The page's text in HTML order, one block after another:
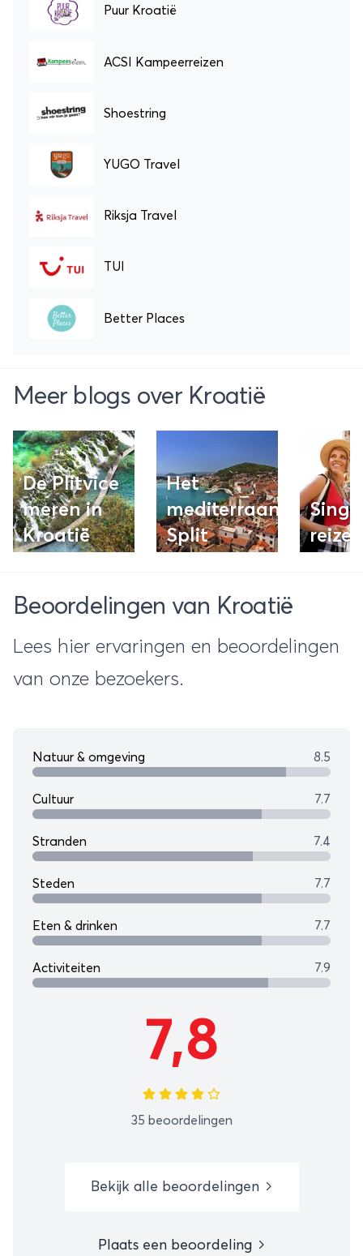
Puur Kroatië
ACSI Kampeerreizen
Shoestring
YUGO Travel
Riksja Travel
TUI
Better Places
Meer blogs over Kroatië
De Plitvice
meren in
Kroatië
Het
mediterraanse
Split
Beoordelingen van Kroatië
Lees hier ervaringen en beoordelingen
van onze bezoekers.
Natuur & omgeving 8.5
Cultuur 7.7
Stranden 7.4
Steden 7.7
Eten & drinken 7.7
Activiteiten 7.9
7,8
35 beoordelingen
Bekijk alle beoordelingen
Plaats een beoordeling